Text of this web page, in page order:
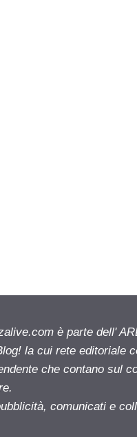
è parte dell'
la cui rete editoriale
che contano sul
comunicati e